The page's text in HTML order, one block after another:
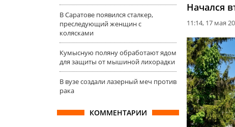
В Саратове появился сталкер,
преследующий женщин с
колясками
Кумысную поляну обработают ядом
для защиты от мышиной лихорадки
В вузе создали лазерный меч против
рака
КОММЕНТАРИИ
Начался
11:14, 17 мая